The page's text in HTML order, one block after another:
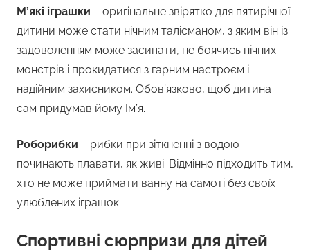
М’які іграшки – оригінальне звірятко для пятирічної
дитини може стати нічним талісманом, з яким він із
задоволенням може засипати, не боячись нічних
монстрів і прокидатися з гарним настроєм і
надійним захисником. Обов’язково, щоб дитина
сам придумав йому Ім’я.
Роборибки – рибки при зіткненні з водою
починають плавати, як живі. Відмінно підходить тим,
хто не може приймати ванну на самоті без своїх
улюблених іграшок.
Спортивні сюрпризи для дітей